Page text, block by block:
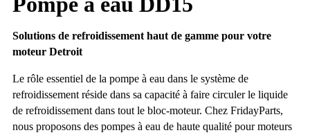
Solutions de refroidissement haut de gamme pour votre
moteur Detroit
Le rôle essentiel de la pompe à eau dans le système de
refroidissement réside dans sa capacité à faire circuler le liquide
de refroidissement dans tout le bloc-moteur. Chez FridayParts,
nous proposons des pompes à eau de haute qualité pour moteurs